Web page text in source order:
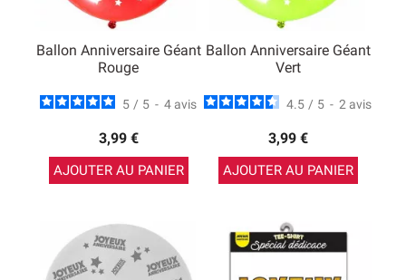
Ballon Anniversaire Géant
Rouge
5 / 5 - 4 avis
3,99 €
AJOUTER AU PANIER
Ballon Anniversaire Géant
Vert
4.5 / 5 - 2 avis
3,99 €
AJOUTER AU PANIER